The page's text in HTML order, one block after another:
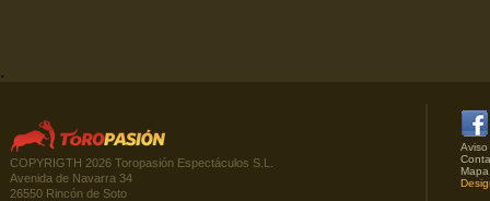
.
COPYRIGTH 2026 Toropasión Espectáculos S.L.
Avenida de Navarra 34
26550 Rincón de Soto